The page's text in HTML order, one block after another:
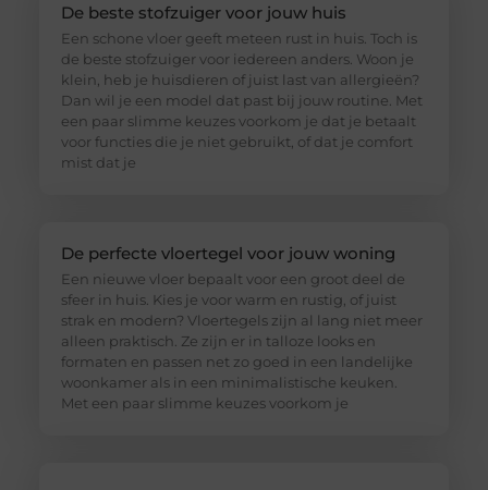
De beste stofzuiger voor jouw huis
Een schone vloer geeft meteen rust in huis. Toch is
de beste stofzuiger voor iedereen anders. Woon je
klein, heb je huisdieren of juist last van allergieën?
Dan wil je een model dat past bij jouw routine. Met
een paar slimme keuzes voorkom je dat je betaalt
voor functies die je niet gebruikt, of dat je comfort
mist dat je
De perfecte vloertegel voor jouw woning
Een nieuwe vloer bepaalt voor een groot deel de
sfeer in huis. Kies je voor warm en rustig, of juist
strak en modern? Vloertegels zijn al lang niet meer
alleen praktisch. Ze zijn er in talloze looks en
formaten en passen net zo goed in een landelijke
woonkamer als in een minimalistische keuken.
Met een paar slimme keuzes voorkom je